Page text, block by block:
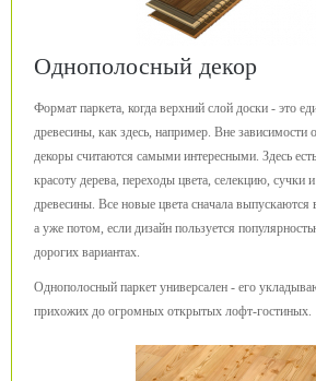
Однополосный декор
Формат паркета, когда верхний слой доски - это
древесины, как здесь, например. Вне
декоры считаются самыми интересными. Здесь
красоту дерева, переходы цвета, селекцию, сучки
древесины. Все новые цвета сначала
а уже потом, если дизайн пользуется
дорогих вариантах.
Однополосный паркет универсален - его
прихожих до огромных открытых лофт-гостиных.